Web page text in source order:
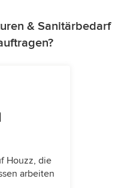
& Sanitärbedarf
Houzz, die
arbeiten